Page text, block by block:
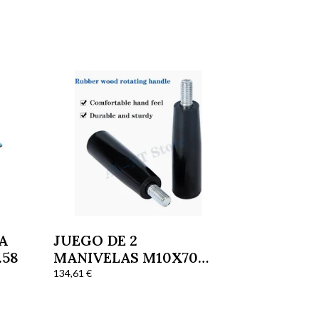
JUEGO DE 2
MANIVELAS M10X70
84669195 103049023
134,61€